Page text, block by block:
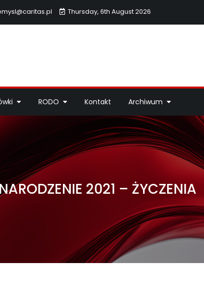
Thursday, 6th August 2026
RODO Kontakt Archiwum
2021 – ŻYCZENIA